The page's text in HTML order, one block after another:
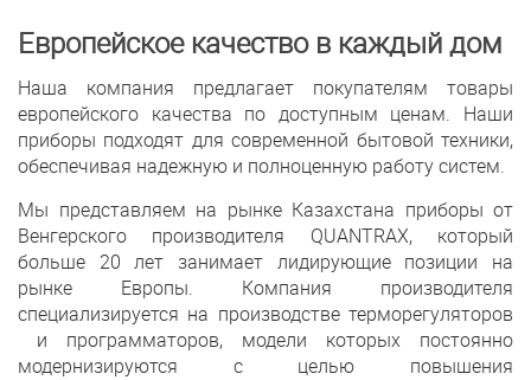
Европейское качество в каждый дом
Наша компания предлагает покупателям товары
европейского качества по доступным ценам. Наши
приборы подходят для современной бытовой техники,
обеспечивая надежную и полноценную работу систем.
Мы представляем на рынке Казахстана приборы от
Венгерского производителя QUANTRAX, который
больше 20 лет занимает лидирующие позиции на
рынке Европы. Компания производителя
специализируется на производстве терморегуляторов
и программаторов, модели которых постоянно
модернизируются с целью повышения